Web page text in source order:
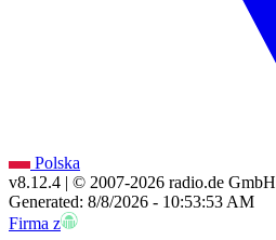
Polska
v8.12.4 | © 2007-2026 radio.de GmbH
Generated: 8/8/2026 - 10:53:53 AM
Firma z